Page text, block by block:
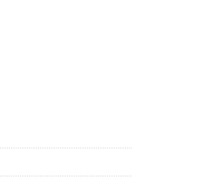
Herrajes y Suela Clásica